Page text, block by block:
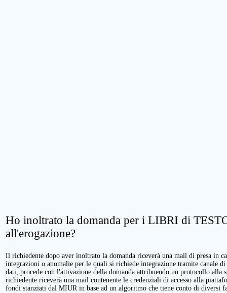
Ho inoltrato la domanda per i LIBRI di
all'erogazione?
Il richiedente dopo aver inoltrato la domanda riceverà una mail di presa in
integrazioni o anomalie per le quali si richiede integrazione tramite canale
dati, procede con l'attivazione della domanda attribuendo un protocollo alla
richiedente riceverà una mail contenente le credenziali di accesso alla
fondi stanziati dal MIUR in base ad un algoritmo che tiene conto di diversi